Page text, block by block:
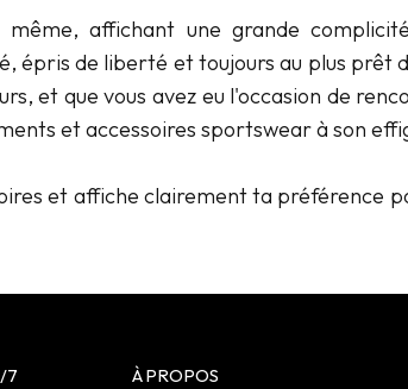
même, affichant une grande
épris de liberté et toujours au plus prêt
et que vous avez eu l'occasion de
et accessoires sportswear à son
et affiche clairement ta préférence
7 À PROPOS